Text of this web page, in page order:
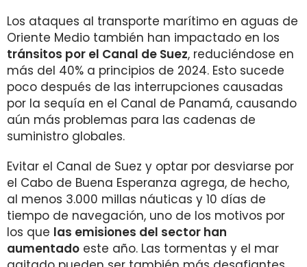
Los ataques al transporte marítimo en aguas de
Oriente Medio también han impactado en los
tránsitos por el Canal de Suez, reduciéndose en
más del 40% a principios de 2024. Esto sucede
poco después de las interrupciones causadas
por la sequía en el Canal de Panamá, causando
aún más problemas para las cadenas de
suministro globales.
Evitar el Canal de Suez y optar por desviarse por
el Cabo de Buena Esperanza agrega, de hecho,
al menos 3.000 millas náuticas y 10 días de
tiempo de navegación, uno de los motivos por
los que las emisiones del sector han
aumentado este año. Las tormentas y el mar